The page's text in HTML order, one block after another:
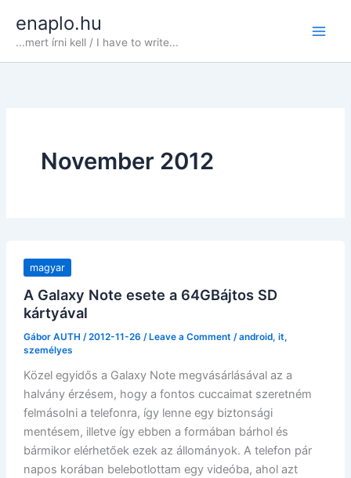
content
enaplo.hu
...mert írni kell / I have to write...
November 2012
magyar
A Galaxy Note esete a 64GBájtos SD
kártyával
Gábor AUTH /2012-11-26 /Leave a Comment /android, it,
személyes
Közel egyidős a Galaxy Note megvásárlásával az a
halvány érzésem, hogy a fontos cuccaimat szeretném
felmásolni a telefonra, így lenne egy biztonsági
mentésem, illetve így ebben a formában bárhol és
bármikor elérhetőek ezek az állományok. A telefon pár
napos korában belebotlottam egy videóba, ahol azt